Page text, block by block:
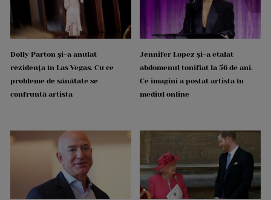
Dolly Parton și-a anulat
rezidența în Las Vegas. Cu ce
probleme de sănătate se
confruntă artista
Jennifer Lopez și-a etalat
abdomenul tonifiat la 56 de ani.
Ce imagini a postat artista în
mediul online